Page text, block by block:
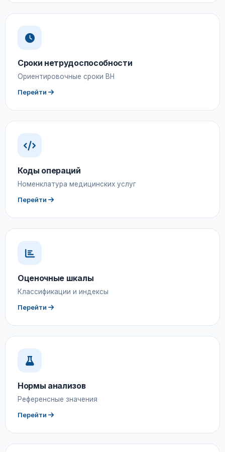
Сроки нетрудоспособности
Ориентировочные сроки ВН
Перейти
Коды операций
Номенклатура медицинских услуг
Перейти
Оценочные шкалы
Классификации и индексы
Перейти
Нормы анализов
Референсные значения
Перейти